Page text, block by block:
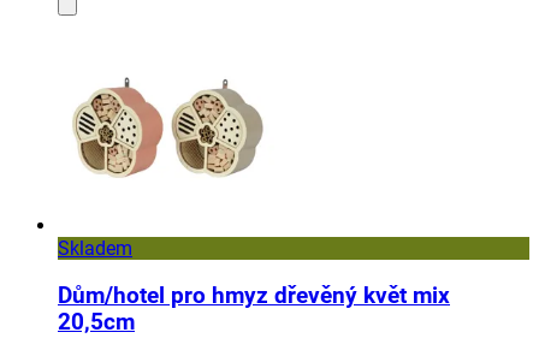
Skladem
Dům/hotel pro hmyz dřevěný květ mix
20,5cm